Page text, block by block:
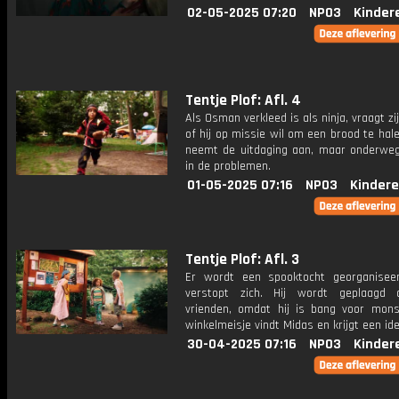
02-05-2025 07:20 NPO3
Tentje Plof: Afl. 4
Als Osman verkleed is als ninja, vraagt
of hij op missie wil om een brood te
neemt de uitdaging aan, maar
in de problemen.
01-05-2025 07:16 NPO3
Tentje Plof: Afl. 3
Er wordt een spooktocht
verstopt zich. Hij wordt geplaagd
vrienden, omdat hij is bang voor
winkelmeisje vindt Midas en krijgt een
30-04-2025 07:16 NPO3